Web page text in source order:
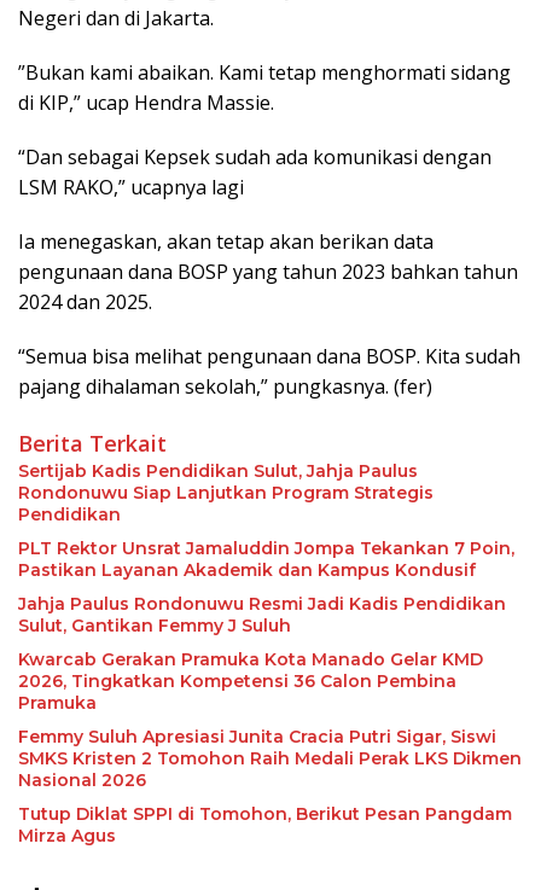
Negeri dan di Jakarta.
”Bukan kami abaikan. Kami tetap menghormati sidang
di KIP,” ucap Hendra Massie.
“Dan sebagai Kepsek sudah ada komunikasi dengan
LSM RAKO,” ucapnya lagi
Ia menegaskan, akan tetap akan berikan data
pengunaan dana BOSP yang tahun 2023 bahkan tahun
2024 dan 2025.
“Semua bisa melihat pengunaan dana BOSP. Kita sudah
pajang dihalaman sekolah,” pungkasnya. (fer)
Berita Terkait
Sertijab Kadis Pendidikan Sulut, Jahja Paulus
Rondonuwu Siap Lanjutkan Program Strategis
Pendidikan
PLT Rektor Unsrat Jamaluddin Jompa Tekankan 7 Poin,
Pastikan Layanan Akademik dan Kampus Kondusif
Jahja Paulus Rondonuwu Resmi Jadi Kadis Pendidikan
Sulut, Gantikan Femmy J Suluh
Kwarcab Gerakan Pramuka Kota Manado Gelar KMD
2026, Tingkatkan Kompetensi 36 Calon Pembina
Pramuka
Femmy Suluh Apresiasi Junita Cracia Putri Sigar, Siswi
SMKS Kristen 2 Tomohon Raih Medali Perak LKS Dikmen
Nasional 2026
Tutup Diklat SPPI di Tomohon, Berikut Pesan Pangdam
Mirza Agus